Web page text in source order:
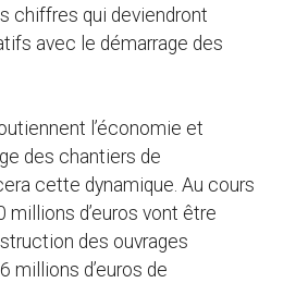
chiffres qui deviendront
avec le démarrage des
l’économie et
des chantiers de
cette dynamique. Au cours
millions d’euros vont être
des ouvrages
millions d’euros de